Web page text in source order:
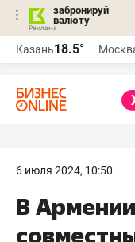
забронируй
валюту
Казань18.5°
6 июля 2024, 10:50
В